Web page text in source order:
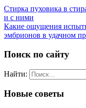
Стирка пуховика в
и с ними
Какие ощущения
эмбрионов в удачном
Поиск по сайту
Найти:
Новые советы